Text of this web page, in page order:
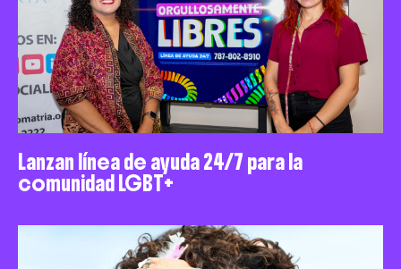
Lanzan línea de ayuda 24/7 para la
comunidad LGBT+